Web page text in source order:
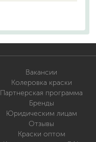
Вакансии
Колеровка краски
Партнерская программа
Бренды
Юридическим лицам
Отзывы
Краски оптом